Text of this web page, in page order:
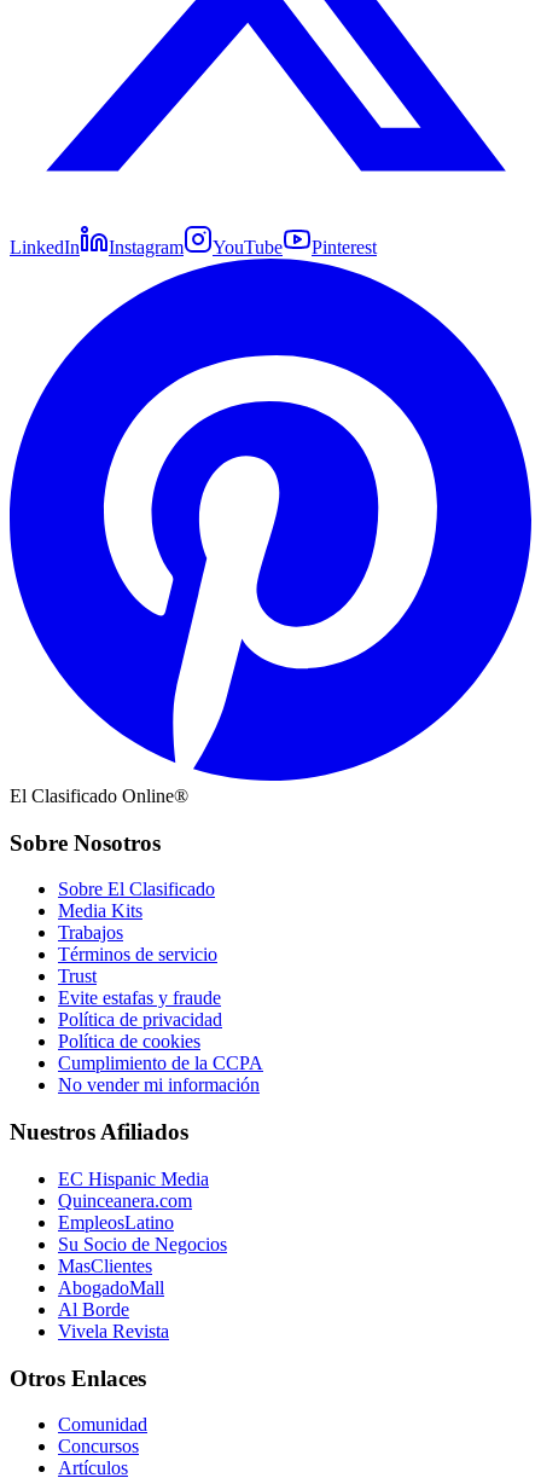
LinkedIn Instagram YouTube Pinterest
El Clasificado Online®
Sobre Nosotros
Sobre El Clasificado
Media Kits
Trabajos
Términos de servicio
Trust
Evite estafas y fraude
Política de privacidad
Política de cookies
Cumplimiento de la CCPA
No vender mi información
Nuestros Afiliados
EC Hispanic Media
Quinceanera.com
EmpleosLatino
Su Socio de Negocios
MasClientes
AbogadoMall
Al Borde
Vivela Revista
Otros Enlaces
Comunidad
Concursos
Artículos